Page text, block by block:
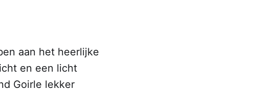
aan het heerlijke
en een licht
Goirle lekker